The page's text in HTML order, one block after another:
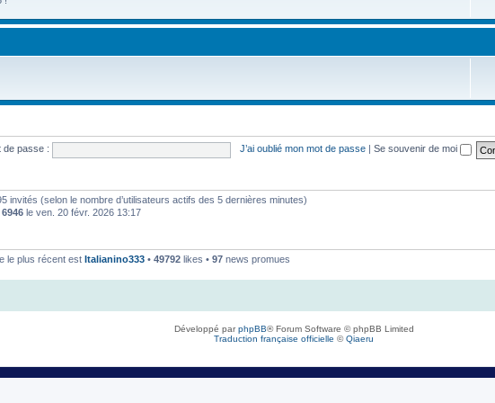
de passe : J’ai oublié mon mot de passe Se souvenir de moi
invités (selon le nombre d’utilisateurs actifs des 5 dernières minutes)
6946 le ven. 20 févr. 2026 13:17
le plus récent est Italianino333 • 49792 likes • 97 news promues
Développé parphpBB® Forum Software © phpBB Limited
Traduction française officielle ©Qiaeru